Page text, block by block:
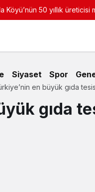
Köyü’nün 50 yıllık
Siyaset Spor
en büyük gıda
gıda